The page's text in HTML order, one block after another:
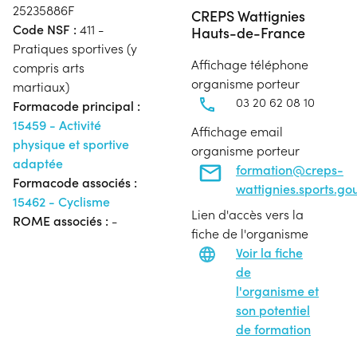
25235886F
Code NSF : 411 -
Pratiques sportives (y
compris arts
martiaux)
Formacode principal :
15459 - Activité
physique et sportive
adaptée
Formacode associés :
15462 - Cyclisme
ROME associés : -
CREPS Wattignies
Hauts-de-France
Affichage téléphone
organisme porteur
03 20 62 08 10
Affichage email
organisme porteur
formation@creps-
Lien d'accès vers la
fiche de l'organisme
Voir la fiche
de
l'organisme et
son potentiel
de formation